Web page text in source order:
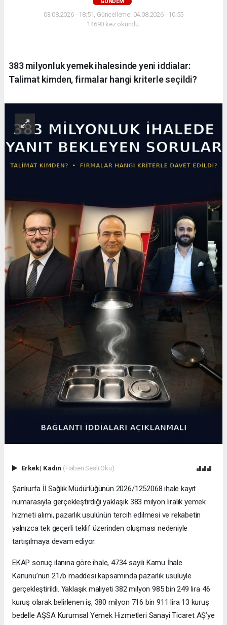
03.08.2026 - 18:51, Güncelleme: 04.08.2026 - 10:55
14690 kez okundu.
383 milyonluk yemek ihalesinde yeni iddialar:
Talimat kimden, firmalar hangi kriterle seçildi?
Erkek| Kadın (Haberi Sesli Oku)
Şanlıurfa İl Sağlık Müdürlüğünün 2026/1252068 ihale kayıt
numarasıyla gerçekleştirdiği yaklaşık 383 milyon liralık yemek
hizmeti alımı, pazarlık usulünün tercih edilmesi ve rekabetin
yalnızca tek geçerli teklif üzerinden oluşması nedeniyle
tartışılmaya devam ediyor.
EKAP sonuç ilanına göre ihale, 4734 sayılı Kamu İhale
Kanunu’nun 21/b maddesi kapsamında pazarlık usulüyle
gerçekleştirildi. Yaklaşık maliyeti 382 milyon 985 bin 249 lira 46
kuruş olarak belirlenen iş, 380 milyon 716 bin 911 lira 13 kuruş
bedelle AŞSA Kurumsal Yemek Hizmetleri Sanayi Ticaret AŞ’ye